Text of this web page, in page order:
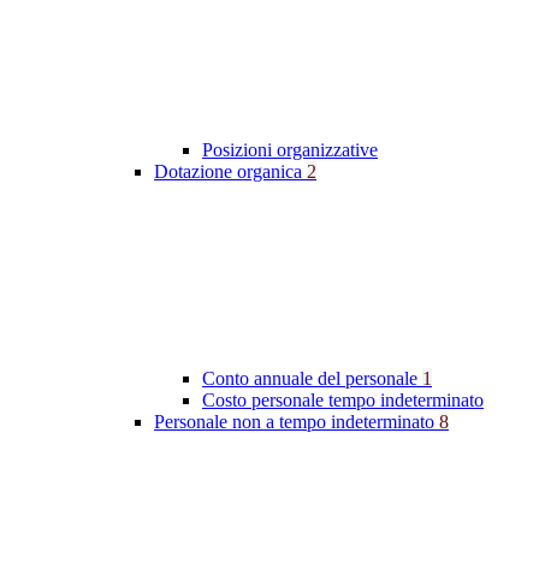
Posizioni organizzative
Dotazione organica 2
Conto annuale del personale 1
Costo personale tempo indeterminato
Personale non a tempo indeterminato 8